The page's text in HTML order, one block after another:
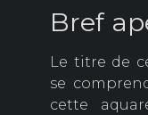
Bref
Le titre de
se
cette